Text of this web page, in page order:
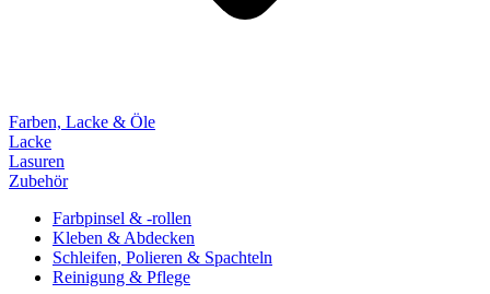
Farben, Lacke & Öle
Lacke
Lasuren
Zubehör
Farbpinsel & -rollen
Kleben & Abdecken
Schleifen, Polieren & Spachteln
Reinigung & Pflege